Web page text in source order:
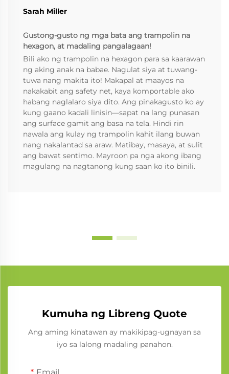
Sarah Miller
Gustong-gusto ng mga bata ang trampolin na
hexagon, at madaling pangalagaan!
Bili ako ng trampolin na hexagon para sa kaarawan
ng aking anak na babae. Nagulat siya at tuwang-
tuwa nang makita ito! Makapal at maayos na
nakakabit ang safety net, kaya komportable ako
habang naglalaro siya dito. Ang pinakagusto ko ay
kung gaano kadali linisin—sapat na lang punasan
ang surface gamit ang basa na tela. Hindi rin
nawala ang kulay ng trampolin kahit ilang buwan
nang nakalantad sa araw. Matibay, masaya, at sulit
ang bawat sentimo. Mayroon pa nga akong ibang
magulang na nagtanong kung saan ko ito binili.
Kumuha ng Libreng Quote
Ang aming kinatawan ay makikipag-ugnayan sa
iyo sa lalong madaling panahon.